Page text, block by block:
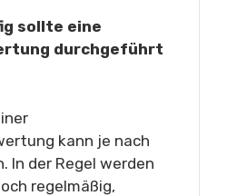
sollte eine
durchgeführt
kann je nach
In der Regel werden
regelmäßig,